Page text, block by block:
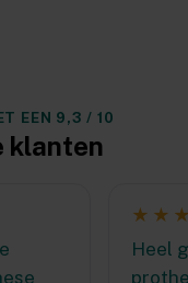
EEN 9,3 / 10
klanten
Heel